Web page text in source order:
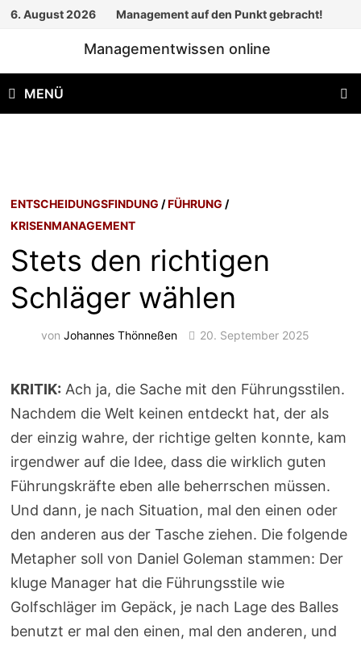
Zum
6. August 2026 Management auf den Punkt gebracht!
Managementwissen online
MENÜ
ENTSCHEIDUNGSFINDUNG /FÜHRUNG /
KRISENMANAGEMENT
Stets den richtigen
Schläger wählen
vonJohannes Thönneßen 20. September 2025
KRITIK: Ach ja, die Sache mit den Führungsstilen.
Nachdem die Welt keinen entdeckt hat, der als
der einzig wahre, der richtige gelten konnte, kam
irgendwer auf die Idee, dass die wirklich guten
Führungskräfte eben alle beherrschen müssen.
Und dann, je nach Situation, mal den einen oder
den anderen aus der Tasche ziehen. Die folgende
Metapher soll von Daniel Goleman stammen: Der
kluge Manager hat die Führungsstile wie
Golfschläger im Gepäck, je nach Lage des Balles
benutzt er mal den einen, mal den anderen, und